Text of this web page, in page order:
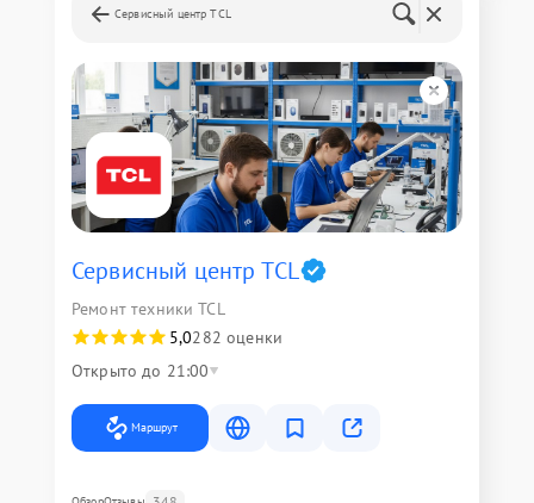
Сервисный центр TCL
Сервисный центр TCL
Ремонт техники TCL
5,0282 оценки
Открыто до 21:00
Маршрут